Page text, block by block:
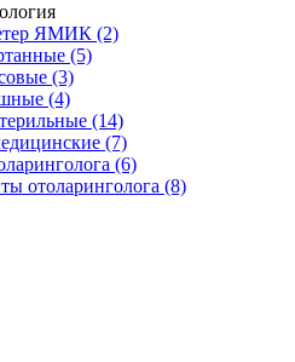
ЯМИК (2)
(5)
(3)
(4)
(14)
(7)
(6)
отоларинголога (8)